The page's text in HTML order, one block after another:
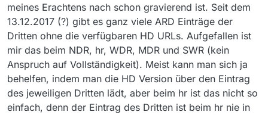
meines Erachtens nach schon gravierend ist. Seit dem
13.12.2017 (?) gibt es ganz viele ARD Einträge der
Dritten ohne die verfügbaren HD URLs. Aufgefallen ist
mir das beim NDR, hr, WDR, MDR und SWR (kein
Anspruch auf Vollständigkeit). Meist kann man sich ja
behelfen, indem man die HD Version über den Eintrag
des jeweiligen Dritten lädt, aber beim hr ist das nicht so
einfach, denn der Eintrag des Dritten ist beim hr nie in